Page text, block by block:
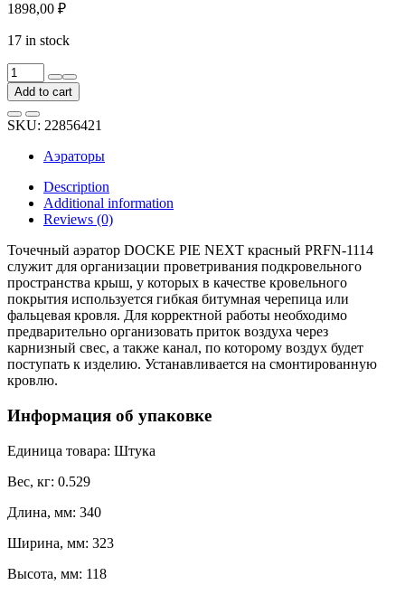
1898,00 ₽
17 in stock
Точечный
аэратор
DOCKE
PIE
NEXT
красный
PRFN-
1114
quantity
Add to cart
SKU: 22856421
Аэраторы
Description
Additional information
Reviews (0)
Точечный аэратор DOCKE PIE NEXT красный PRFN-1114
служит для организации проветривания подкровельного
пространства крыш, у которых в качестве кровельного
покрытия используется гибкая битумная черепица или
фальцевая кровля. Для корректной работы необходимо
предварительно организовать приток воздуха через
карнизный свес, а также канал, по которому воздух будет
поступать к изделию. Устанавливается на смонтированную
кровлю.
Информация об упаковке
Единица товара: Штука
Вес, кг: 0.529
Длина, мм: 340
Ширина, мм: 323
Высота, мм: 118